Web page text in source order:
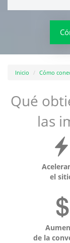
Inicio Cómo
Qué
las
el
de la